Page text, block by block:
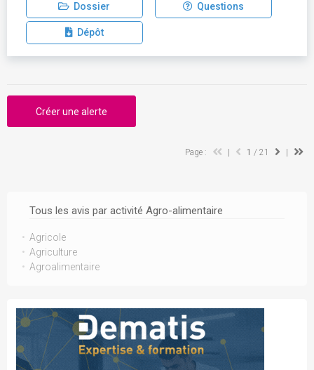
Tous les avis par activité Agro-alimentaire
Agricole
Agriculture
Agroalimentaire
Dossier Questions
Dépôt
Créer une alerte
Page : 1 / 21